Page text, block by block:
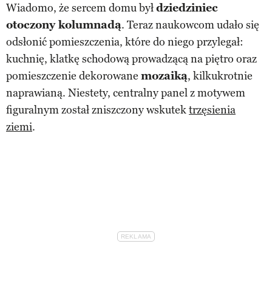
Wiadomo, że sercem domu byłdziedziniec
otoczony kolumnadą. Teraz naukowcom udało się
odsłonić pomieszczenia, które do niego przylegał:
kuchnię, klatkę schodową prowadzącą na piętro oraz
pomieszczenie dekorowane mozaiką, kilkukrotnie
naprawianą. Niestety, centralny panel z motywem
figuralnym został zniszczony wskutektrzęsienia
ziemi.